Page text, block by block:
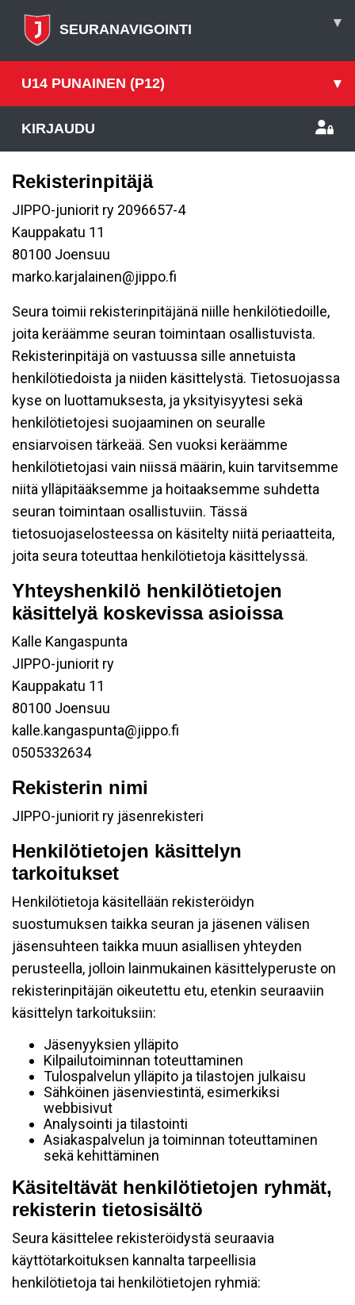
SEURANAVIGOINTI ▾
U14 PUNAINEN (P12) ▾
KIRJAUDU
Rekisterinpitäjä
JIPPO-juniorit ry 2096657-4
Kauppakatu 11
80100 Joensuu
marko.karjalainen@jippo.fi
Seura toimii rekisterinpitäjänä niille henkilötiedoille,
joita keräämme seuran toimintaan osallistuvista.
Rekisterinpitäjä on vastuussa sille annetuista
henkilötiedoista ja niiden käsittelystä. Tietosuojassa
kyse on luottamuksesta, ja yksityisyytesi sekä
henkilötietojesi suojaaminen on seuralle
ensiarvoisen tärkeää. Sen vuoksi keräämme
henkilötietojasi vain niissä määrin, kuin tarvitsemme
niitä ylläpitääksemme ja hoitaaksemme suhdetta
seuran toimintaan osallistuviin. Tässä
tietosuojaselosteessa on käsitelty niitä periaatteita,
joita seura toteuttaa henkilötietoja käsittelyssä.
Yhteyshenkilö henkilötietojen
käsittelyä koskevissa asioissa
Kalle Kangaspunta
JIPPO-juniorit ry
Kauppakatu 11
80100 Joensuu
kalle.kangaspunta@jippo.fi
0505332634
Rekisterin nimi
JIPPO-juniorit ry jäsenrekisteri
Henkilötietojen käsittelyn
tarkoitukset
Henkilötietoja käsitellään rekisteröidyn
suostumuksen taikka seuran ja jäsenen välisen
jäsensuhteen taikka muun asiallisen yhteyden
perusteella, jolloin lainmukainen käsittelyperuste on
rekisterinpitäjän oikeutettu etu, etenkin seuraaviin
käsittelyn tarkoituksiin:
Jäsenyyksien ylläpito
Kilpailutoiminnan toteuttaminen
Tulospalvelun ylläpito ja tilastojen julkaisu
Sähköinen jäsenviestintä, esimerkiksi
webbisivut
Analysointi ja tilastointi
Asiakaspalvelun ja toiminnan toteuttaminen
sekä kehittäminen
Käsiteltävät henkilötietojen ryhmät,
rekisterin tietosisältö
Seura käsittelee rekisteröidystä seuraavia
käyttötarkoituksen kannalta tarpeellisia
henkilötietoja tai henkilötietojen ryhmiä: